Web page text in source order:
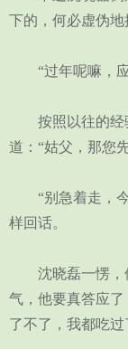
下的，何必虚伪地
“过年呢嘛，应
按照以往的经
道：“姑父，那您
“别急着走，今
样回话。
沈晓磊一愣，
气，他要真答应
了不了，我都吃